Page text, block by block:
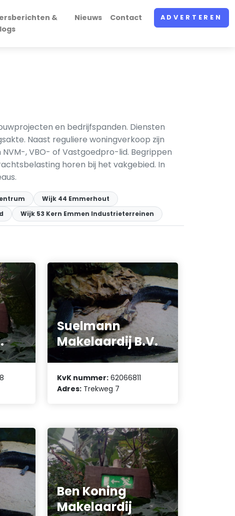
&
Nieuws Contact ADVERTEREN
en bedrijfspanden. Diensten
Naast reguliere woningverkoop zijn
, VBO- of Vastgoedpro-lid. Begrippen
horen bij het vakgebied. In
Wijk 44 Emmerhout
Wijk 53 Kern Emmen Industrieterreinen
Suelmann
Makelaardij B.V.
KvK nummer: 62066811
Adres: Trekweg 7
Ben Koning
Makelaardij